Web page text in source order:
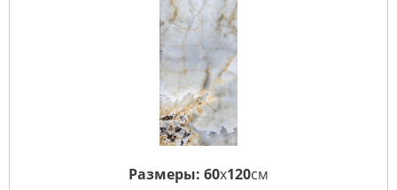
Размеры: 60x120см